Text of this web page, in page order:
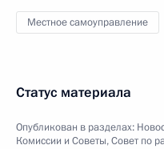
Местное самоуправление
Статус материала
Опубликован в разделах:
Комиссии и Советы,Совет по